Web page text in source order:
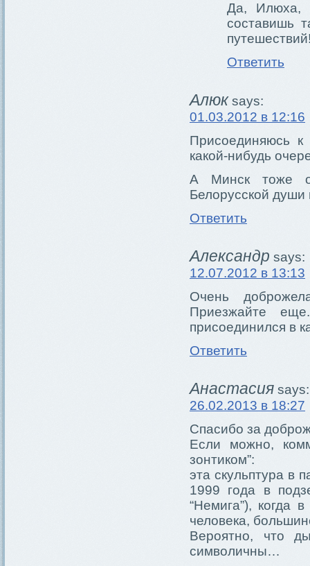
Да, Илюха,
составишь
Ответить
Алюк says:
01.03.2012 в 12:16
Присоединяюсь
какой-нибудь
А Минск тоже
Белорусской души
Ответить
Александр says:
12.07.2012 в 13:13
Очень
Приезжайте
присоединился в
Ответить
Анастасия says:
26.02.2013 в 18:27
Спасибо за
Если можно,
зонтиком”:
эта скульптура в
1999 года в
“Немига”), когда
человека,
Вероятно, что
символичны…